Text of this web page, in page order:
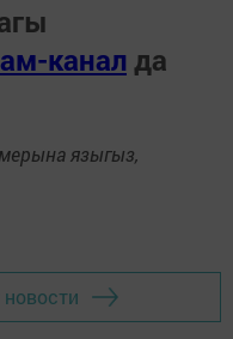
канал да
языгыз,